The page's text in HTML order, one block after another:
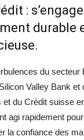
:
durable
du secteur
Valley Bank et
du Crédit suisse
agi rapidement
la confiance des